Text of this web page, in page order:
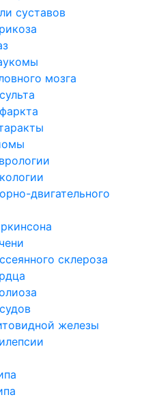
суставов
мозга
двигательного
склероза
железы